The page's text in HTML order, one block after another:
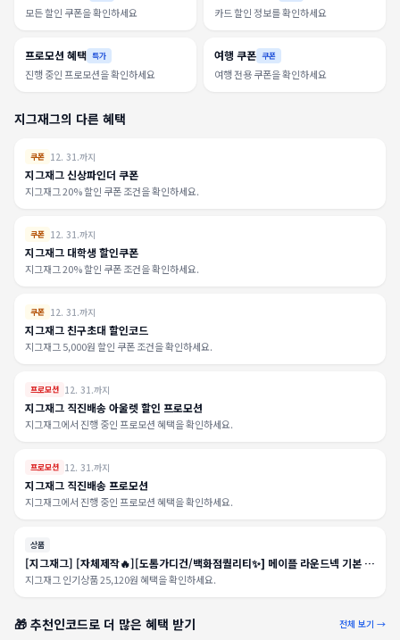
모든 할인 쿠폰을 확인하세요 카드 할인 정보를 확인하세요
프로모션 혜택 특가
진행 중인 프로모션을 확인하세요
여행 쿠폰 쿠폰
여행 전용 쿠폰을 확인하세요
지그재그의 다른 혜택
쿠폰 12. 31.까지
지그재그 신상파인더 쿠폰
지그재그 20% 할인 쿠폰 조건을 확인하세요.
쿠폰 12. 31.까지
지그재그 대학생 할인쿠폰
지그재그 20% 할인 쿠폰 조건을 확인하세요.
쿠폰 12. 31.까지
지그재그 친구초대 할인코드
지그재그 5,000원 할인 쿠폰 조건을 확인하세요.
프로모션 12. 31.까지
지그재그 직진배송 아울렛 할인 프로모션
지그재그에서 진행 중인 프로모션 혜택을 확인하세요.
프로모션 12. 31.까지
지그재그 직진배송 프로모션
지그재그에서 진행 중인 프로모션 혜택을 확인하세요.
상품
[지그재그] [자체제작🔥][도톰가디건/백화점퀄리티✨] 메이플 라운드넥 기본 무
지 니트 가디건 10 color 겨울/버건디/올리브
지그재그 인기상품 25,120원 혜택을 확인하세요.
🎁 추천인코드로 더 많은 혜택 받기 전체 보기 →